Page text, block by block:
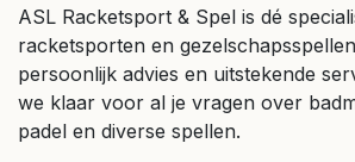
ASL Racketsport & Spel is dé
racketsporten en
persoonlijk advies en uitstekende
we klaar voor al je vragen over
padel en diverse spellen.